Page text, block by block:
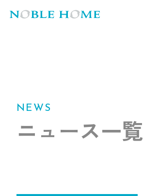
NEWS
ニュース一覧